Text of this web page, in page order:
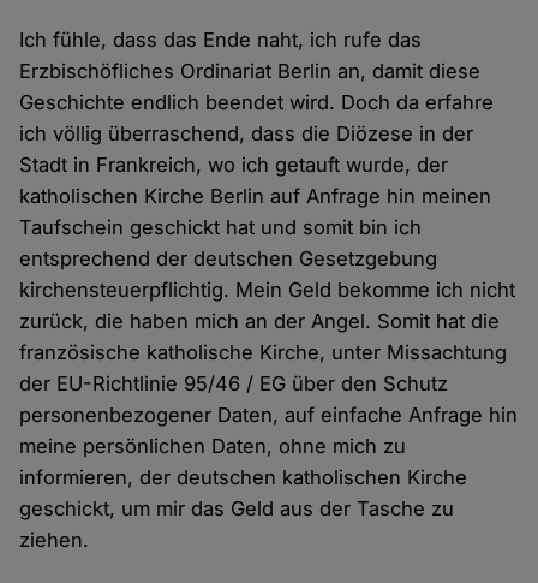
Ich fühle, dass das Ende naht, ich rufe das
Erzbischöfliches Ordinariat Berlin an, damit diese
Geschichte endlich beendet wird. Doch da erfahre
ich völlig überraschend, dass die Diözese in der
Stadt in Frankreich, wo ich getauft wurde, der
katholischen Kirche Berlin auf Anfrage hin meinen
Taufschein geschickt hat und somit bin ich
entsprechend der deutschen Gesetzgebung
kirchensteuerpflichtig. Mein Geld bekomme ich nicht
zurück, die haben mich an der Angel. Somit hat die
französische katholische Kirche, unter Missachtung
der EU-Richtlinie 95/46 / EG über den Schutz
personenbezogener Daten, auf einfache Anfrage hin
meine persönlichen Daten, ohne mich zu
informieren, der deutschen katholischen Kirche
geschickt, um mir das Geld aus der Tasche zu
ziehen.